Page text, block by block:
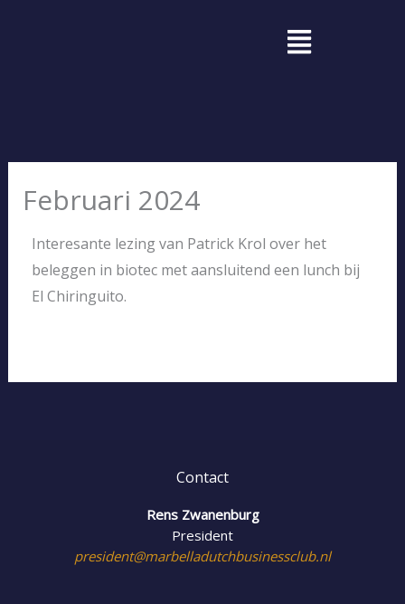
Menu
Februari 2024
Interesante lezing van Patrick Krol over het
beleggen in biotec met aansluitend een lunch bij
El Chiringuito.
Contact
Rens Zwanenburg
President
president@marbelladutchbusinessclub.nl